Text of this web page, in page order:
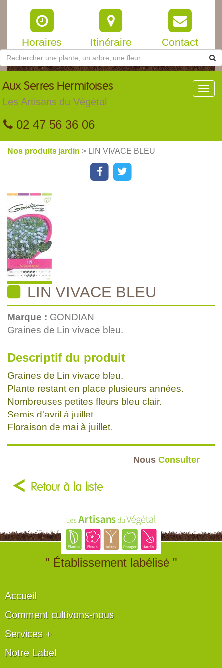
Horaires Itinéraire Contact
Aux Serres Hermitoises
Les Artisans du Végétal
02 47 56 36 06
Nos produits jardin > LIN VIVACE BLEU
LIN VIVACE BLEU
Marque : GONDIAN
Graines de Lin vivace bleu.
Descriptif du produit
Graines de Lin vivace bleu.
Plante restant en place plusieurs années.
Nombreuses petites fleurs bleu clair.
Semis d'avril à juillet.
Floraison de mai à juillet.
Nous Consulter
Retour à la liste
" Établissement labélisé "
Accueil
Comment cultivons-nous
Services +
Notre Label